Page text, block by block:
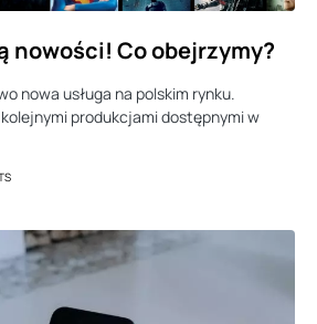
nowości! Co obejrzymy?
nowa usługa na polskim rynku.
produkcjami dostępnymi w